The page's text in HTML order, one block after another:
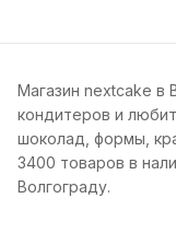
Магазин nextcake в
кондитеров и
шоколад, формы,
3400 товаров в
Волгограду.